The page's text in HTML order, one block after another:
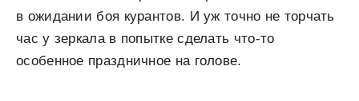
в ожидании боя курантов. И уж точно не торчать
час у зеркала в попытке сделать что-то
особенное праздничное на голове.